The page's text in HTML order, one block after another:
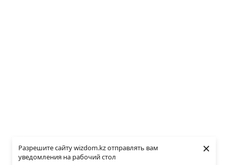
Разрешите сайту wizdom.kz отправлять вам
уведомления на рабочий стол
×